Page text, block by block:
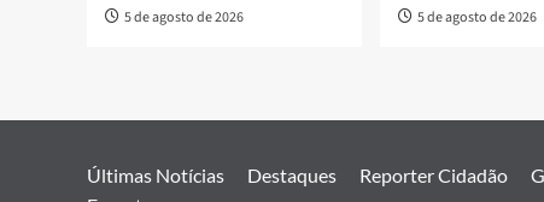
5 de agosto de 2026 5 de agosto de 2026
Últimas Notícias Destaques Reporter Cidadão